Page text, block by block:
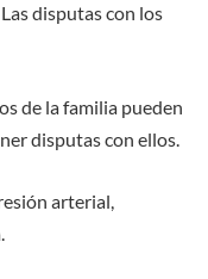
disputas con los
de la familia pueden
disputas con ellos.
arterial,